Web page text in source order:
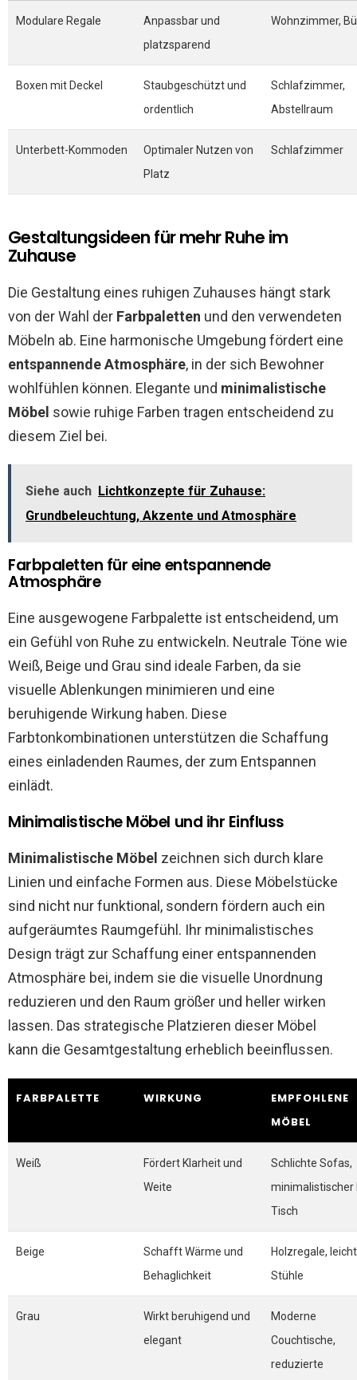
Modulare Regale
Anpassbar und
platzsparend
Wohnzimmer,
Boxen mit Deckel
Staubgeschützt und
ordentlich
Schlafzimmer,
Abstellraum
Unterbett-Kommoden
Optimaler Nutzen von
Platz
Schlafzimmer
Gestaltungsideen für mehr Ruhe im
Zuhause
Die Gestaltung eines ruhigen Zuhauses hängt stark
von der Wahl der Farbpaletten und den verwendeten
Möbeln ab. Eine harmonische Umgebung fördert eine
entspannende Atmosphäre, in der sich Bewohner
wohlfühlen können. Elegante und minimalistische
Möbel sowie ruhige Farben tragen entscheidend zu
diesem Ziel bei.
Siehe auch Lichtkonzepte für Zuhause:
Grundbeleuchtung, Akzente und Atmosphäre
Farbpaletten für eine entspannende
Atmosphäre
Eine ausgewogene Farbpalette ist entscheidend, um
ein Gefühl von Ruhe zu entwickeln. Neutrale Töne wie
Weiß, Beige und Grau sind ideale Farben, da sie
visuelle Ablenkungen minimieren und eine
beruhigende Wirkung haben. Diese
Farbtonkombinationen unterstützen die Schaffung
eines einladenden Raumes, der zum Entspannen
einlädt.
Minimalistische Möbel und ihr Einfluss
Minimalistische Möbel zeichnen sich durch klare
Linien und einfache Formen aus. Diese Möbelstücke
sind nicht nur funktional, sondern fördern auch ein
aufgeräumtes Raumgefühl. Ihr minimalistisches
Design trägt zur Schaffung einer entspannenden
Atmosphäre bei, indem sie die visuelle Unordnung
reduzieren und den Raum größer und heller wirken
lassen. Das strategische Platzieren dieser Möbel
kann die Gesamtgestaltung erheblich beeinflussen.
FARBPALETTE WIRKUNG
EMPFOHLENE
MÖBEL
Weiß
Fördert Klarheit und
Weite
Schlichte Sofas,
minimalistischer
Tisch
Beige
Schafft Wärme und
Behaglichkeit
Holzregale,
Stühle
Grau
Wirkt beruhigend und
elegant
Moderne
Couchtische,
reduzierte